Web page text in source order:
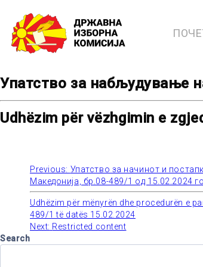
content
Упатство за набљудување
Udhëzim për vëzhgimin e
Post
navigation
Previous: Упатство за начинот и
Македонија, бр.08-489/1 од 15.02.2024
Udhëzim për mënyrën dhe procedurën e
489/1 të datës 15.02.2024
Next: Restricted content
Search